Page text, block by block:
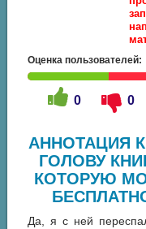
Оценка пользователей:
0 0
АННОТАЦИЯ
ГОЛОВУ
КОТОРУЮ
Да, я с ней